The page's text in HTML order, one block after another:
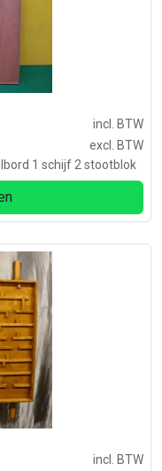
incl. BTW
excl. BTW
1 schijf 2 stootblok
incl. BTW